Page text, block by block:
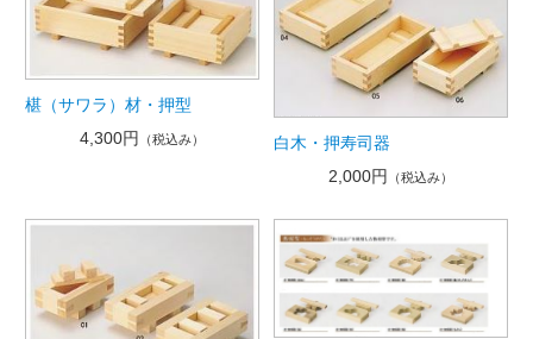
椹（サワラ）材・押型
4,300円
（税込み）
白木・押寿司器
2,000円
（税込み）